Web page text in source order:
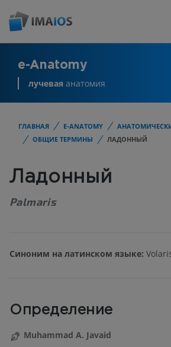
e-Anatomy
лучевая анатомия
ГЛАВНАЯ E-ANATOMY
ОБЩИЕ ТЕРМИНЫ
ЛАДОННЫЙ
Ладонный
Palmaris
Синоним на латинском языке:
Определение
Muhammad A. Javaid